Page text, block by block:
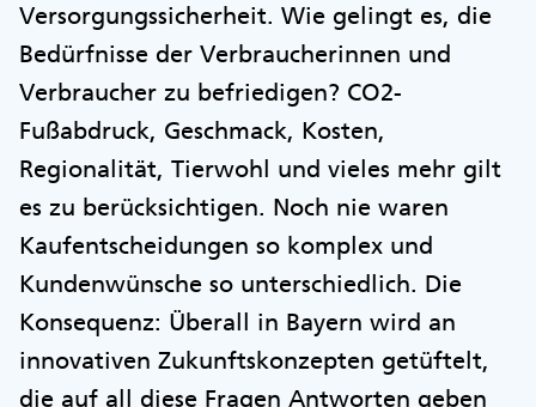
Versorgungssicherheit. Wie gelingt es, die
Bedürfnisse der Verbraucherinnen und
Verbraucher zu befriedigen? CO2-
Fußabdruck, Geschmack, Kosten,
Regionalität, Tierwohl und vieles mehr gilt
es zu berücksichtigen. Noch nie waren
Kaufentscheidungen so komplex und
Kundenwünsche so unterschiedlich. Die
Konsequenz: Überall in Bayern wird an
innovativen Zukunftskonzepten getüftelt,
die auf all diese Fragen Antworten geben